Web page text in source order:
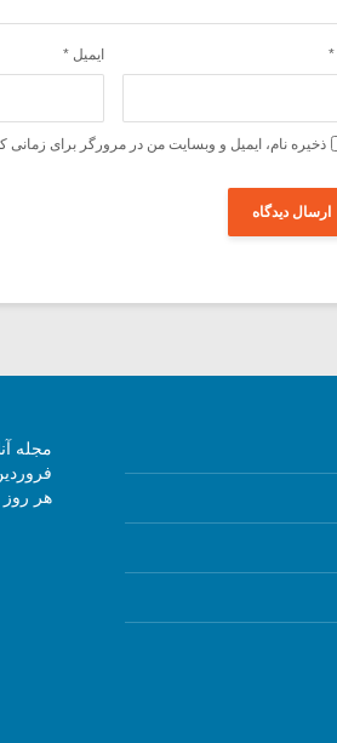
* ایمیل *
ذخیره نام، ایمیل و وبسایت من در مرورگر برای زمانی
هر روز